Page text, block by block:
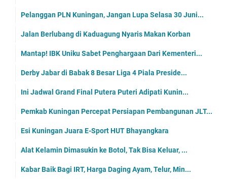
Pelanggan PLN Kuningan, Jangan Lupa Selasa 30 Juni...
Jalan Berlubang di Kaduagung Nyaris Makan Korban
Mantap! IBK Uniku Sabet Penghargaan Dari Kementeri...
Derby Jabar di Babak 8 Besar Liga 4 Piala Preside...
Ini Jadwal Grand Final Putera Puteri Adipati Kunin...
Pemkab Kuningan Percepat Persiapan Pembangunan JLT...
Esi Kuningan Juara E-Sport HUT Bhayangkara
Alat Kelamin Dimasukin ke Botol, Tak Bisa Keluar, ...
Kabar Baik Bagi IRT, Harga Daging Ayam, Telur, Min...